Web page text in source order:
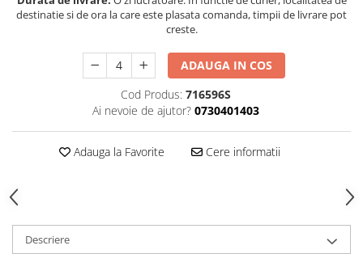
destinatie si de ora la care este plasata comanda, timpii de livrare pot
creste.
ADAUGA IN COS
Cod Produs: 716596S
Ai nevoie de ajutor? 0730401403
Adauga la Favorite Cere informatii
Descriere